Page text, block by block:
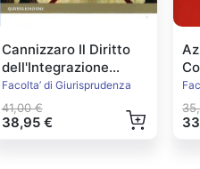
Cannizzaro Il Diritto
dell'Integrazione
Europea Ed.2022
Facolta’ di Giurisprudenza
41,00 €
38,95 €